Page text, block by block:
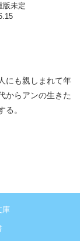
版未定
にも親しまれて年
からアンの生きた
る。
庫